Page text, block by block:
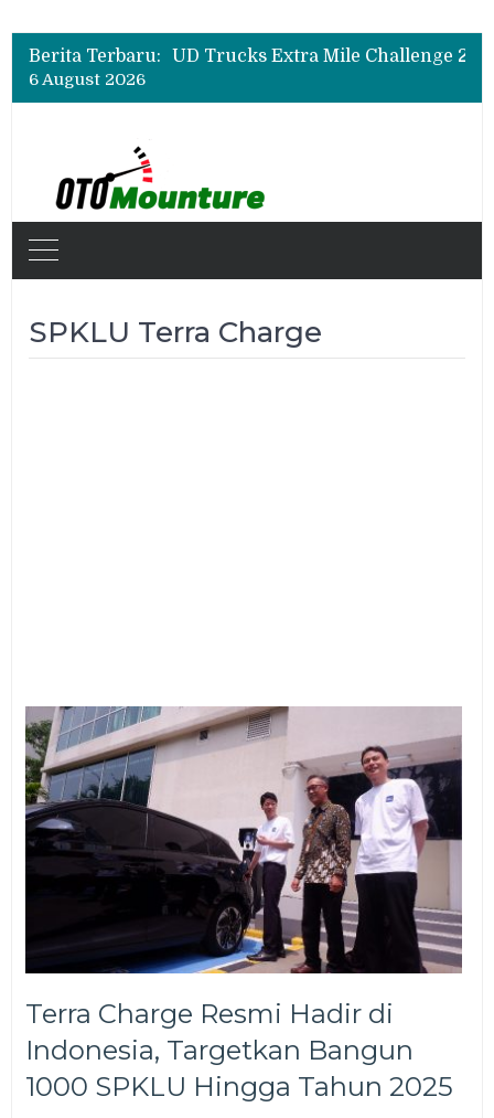
Berita Terbaru:
6 August 2026
SPKLU Terra Charge
Terra Charge Resmi Hadir di
Indonesia, Targetkan Bangun
1000 SPKLU Hingga Tahun 2025